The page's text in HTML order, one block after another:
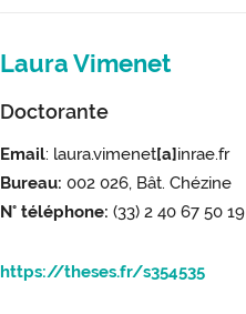
Laura Vimenet
Doctorante
Email: laura.vimenet[a]inrae.fr
Bureau: 002 026, Bât. Chézine
N° téléphone:(33) 2 40 67 50 19
https://theses.fr/s354535